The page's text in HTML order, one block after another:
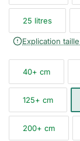
25 litres
Explication
40+ cm
125+ cm
200+ cm